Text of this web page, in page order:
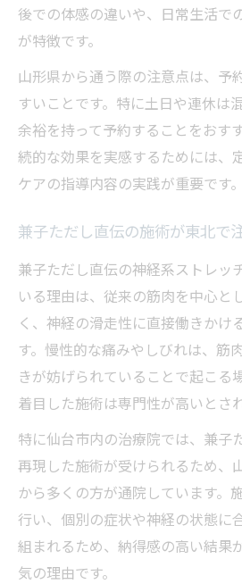
しびれや腰痛に神経系
組み
神経系ストレッチで筋
アプローチ
兼子ただし式ストレッチ
績
神経系ストレッチの施術
談
仙台で神経系ストレッ
紹介
東北各地から集まる神
判
神経系ストレッチを体
兼子ただし直伝ストレッ
施術前後で実感した変
神経系ストレッチの口コミ
情
神経系ストレッチの口コ
課題
後での体感の違いや、日常生活で
が特徴です。
山形県から通う際の注意点は、予
すいことです。特に土日や連休は
余裕を持って予約することをおす
続的な効果を実感するためには、
ケアの指導内容の実践が重要です。
兼子ただし直伝の施術が東北で
兼子ただし直伝の神経系ストレッ
いる理由は、従来の筋肉を中心と
く、神経の滑走性に直接働きかけ
す。慢性的な痛みやしびれは、筋
きが妨げられていることで起こる
着目した施術は専門性が高いとさ
特に仙台市内の治療院では、兼子
再現した施術が受けられるため、
から多くの方が通院しています。
行い、個別の症状や神経の状態に
組まれるため、納得感の高い結果
気の理由です。